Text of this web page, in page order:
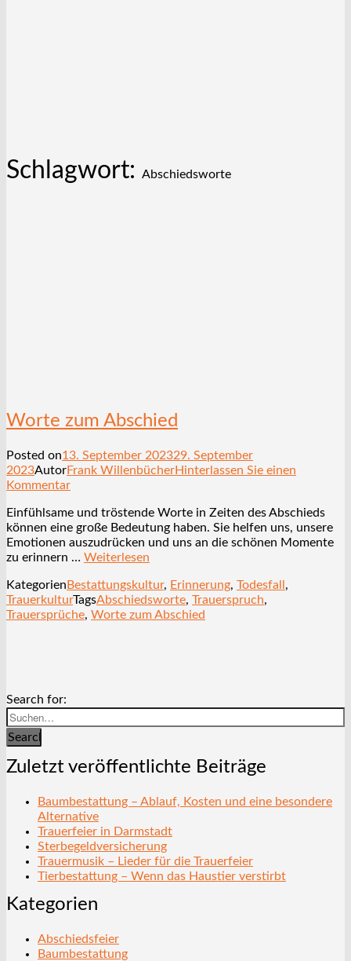
Schlagwort: Abschiedsworte
Worte zum Abschied
Posted on13. September 202329. September
2023AutorFrank WillenbücherHinterlassen Sie einen
Kommentar
Einfühlsame und tröstende Worte in Zeiten des Abschieds
können eine große Bedeutung haben. Sie helfen uns, unsere
Emotionen auszudrücken und uns an die schönen Momente
zu erinnern … Weiterlesen
Kategorien Bestattungskultur, Erinnerung, Todesfall ,
TrauerkulturTagsAbschiedsworte, Trauerspruch,
Trauersprüche, Worte zum Abschied
Search for:
Search
Zuletzt veröffentlichte Beiträge
Baumbestattung – Ablauf, Kosten und eine besondere
Alternative
Trauerfeier in Darmstadt
Sterbegeldversicherung
Trauermusik – Lieder für die Trauerfeier
Tierbestattung – Wenn das Haustier verstirbt
Kategorien
Abschiedsfeier
Baumbestattung